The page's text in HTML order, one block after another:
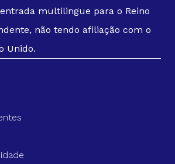
multilingue para o Reino
não tendo afiliação com o
Unido.